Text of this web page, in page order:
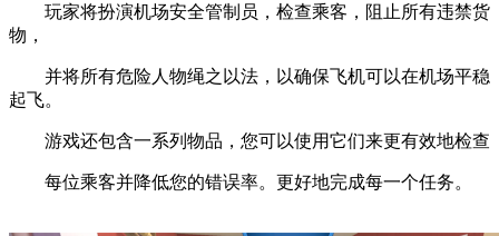
玩家将扮演机场安全管制员，检查乘客，阻止所有违禁货
物，
并将所有危险人物绳之以法，以确保飞机可以在机场平稳
起飞。
游戏还包含一系列物品，您可以使用它们来更有效地检查
每位乘客并降低您的错误率。更好地完成每一个任务。